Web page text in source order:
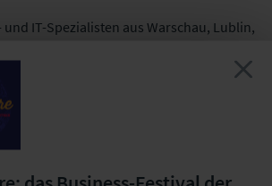
und IT-Spezialisten aus Warschau, Lublin,
und Kopenhagen helfen Finanzinstituten
Polen, Skandinavien und
die Vorteile der Digitalisierung zu
finden Sie unter: